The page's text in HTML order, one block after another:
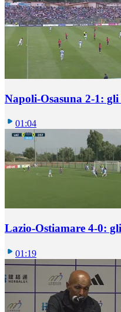
Napoli-Osasuna 2-1:
01:04
Lazio-Ostiamare 4-0:
01:19